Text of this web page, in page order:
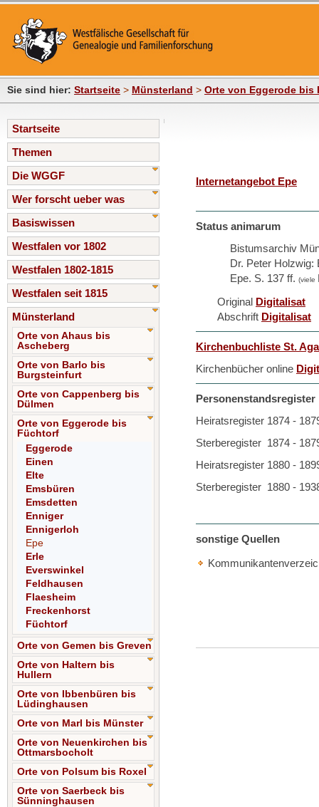
Sie sind hier: Startseite > Münsterland > Orte von Eggerode bis
Startseite
Themen
Die WGGF
Wer forscht ueber was
Basiswissen
Westfalen vor 1802
Westfalen 1802-1815
Westfalen seit 1815
Münsterland
Orte von Ahaus bis
Ascheberg
Orte von Barlo bis
Burgsteinfurt
Orte von Cappenberg bis
Dülmen
Orte von Eggerode bis
Füchtorf
Eggerode
Einen
Elte
Emsbüren
Emsdetten
Enniger
Ennigerloh
Epe
Erle
Everswinkel
Feldhausen
Flaesheim
Freckenhorst
Füchtorf
Orte von Gemen bis Greven
Orte von Haltern bis
Hullern
Orte von Ibbenbüren bis
Lüdinghausen
Orte von Marl bis Münster
Orte von Neuenkirchen bis
Ottmarsbocholt
Orte von Polsum bis Roxel
Orte von Saerbeck bis
Sünninghausen
Internetangebot Epe
Status animarum
Bistumsarchiv
Dr. Peter Holzwig:
Epe. S. 137 ff. (viele
Original Digitalisat
Abschrift Digitalisat
Kirchenbuchliste St.
Kirchenbücher online
Personenstandsregister
Heiratsregister 1874 -
Sterberegister 1874 -
Heiratsregister 1880 -
Sterberegister 1880 -
sonstige Quellen